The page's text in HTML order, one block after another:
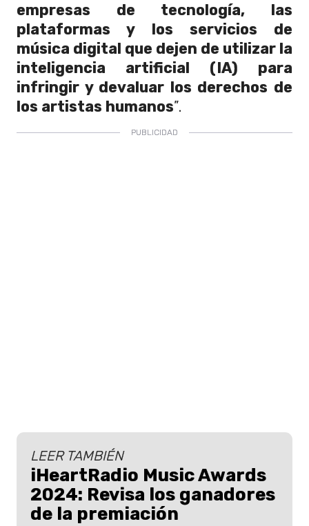
empresas de tecnología, las
plataformas y los servicios de
música digital que dejen de utilizar la
inteligencia artificial (IA) para
infringir y devaluar los derechos de
los artistas humanos”.
LEER TAMBIÉN
iHeartRadio Music Awards
2024: Revisa los ganadores
de la premiación